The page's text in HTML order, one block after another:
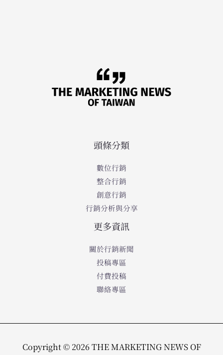
頭條分類
數位行銷
整合行銷
創意行銷
行銷分析與分享
更多資訊
關於行銷新聞
投稿專區
付費投稿
聯絡專區
Copyright © 2026 THE MARKETING NEWS OF